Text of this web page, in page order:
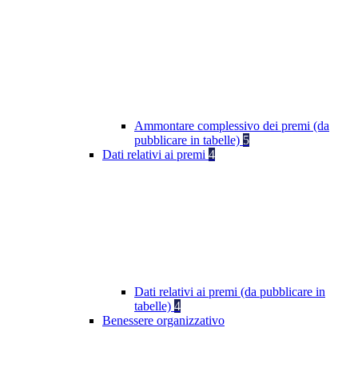
Ammontare complessivo dei premi (da
pubblicare in tabelle) 5
Dati relativi ai premi 4
Dati relativi ai premi (da pubblicare in
tabelle) 4
Benessere organizzativo